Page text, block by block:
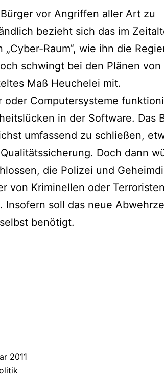
vor Angriffen aller Art zu
bezieht sich das im
Raum“, wie ihn die
schwingt bei den Plänen von
Maß Heuchelei mit.
oder Computersysteme
in der Software. Das
umfassend zu schließen,
Doch dann
die Polizei und
von Kriminellen oder Terroristen
Insofern soll das neue
benötigt.
2011